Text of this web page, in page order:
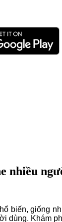
nhiều
biến, giống
dùng. Khám